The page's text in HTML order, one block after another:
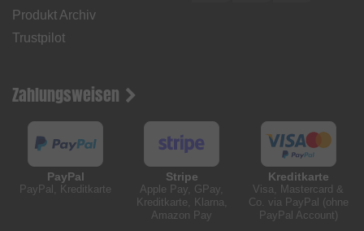
Produkt Archiv
Trustpilot
Zahlungsweisen
PayPal
PayPal, Kreditkarte
Stripe
Apple Pay, GPay,
Kreditkarte, Klarna,
Amazon Pay
Kreditkarte
Visa, Mastercard &
Co. via PayPal (ohne
PayPal Account)